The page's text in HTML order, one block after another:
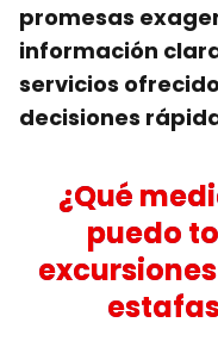
promesas
información
servicios
decisiones
¿Qué
puedo